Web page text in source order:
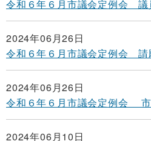
令和６年６月市議会定例会 議
2024年06月26日
令和６年６月市議会定例会 請
2024年06月26日
令和６年６月市議会定例会
2024年06月10日